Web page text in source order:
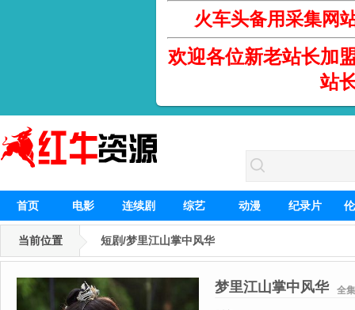
火车头备用采集网
欢迎各位新老站长加
站
首页 电影 连续剧 综艺 动漫 纪录片
当前位置 短剧/梦里江山掌中风华
梦里江山掌中风华 全